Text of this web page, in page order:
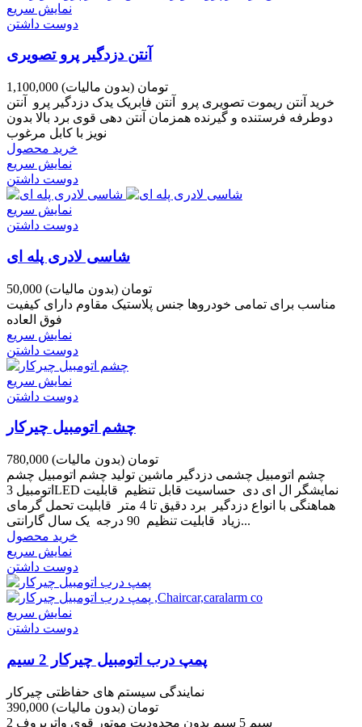
نمایش سریع
دوست داشتن
آنتن دزدگیر پرو تصویری
1,100,000 تومان (بدون مالیات)
خرید آنتن ریموت تصویری پرو آنتن فابریک یدک دزدگیر پرو آنتن
دوطرفه فرستنده و گیرنده همزمان آنتن دهی قوی برد بالا بدون
نویز با کابل مرغوب
خرید محصول
نمایش سریع
دوست داشتن
نمایش سریع
دوست داشتن
شاسی لادری پله ای
50,000 تومان (بدون مالیات)
مناسب برای تمامی خودروها جنس پلاستیک مقاوم دارای کیفیت
فوق العاده
نمایش سریع
دوست داشتن
نمایش سریع
دوست داشتن
چشم اتومبیل چیرکار
780,000 تومان (بدون مالیات)
چشم اتومبیل چشمی دزدگیر ماشین تولید چشم اتومبیل چشم
اتومبیل 3LED نمایشگر ال ای دی حساسیت قابل تنظیم قابلیت
هماهنگی با انواع دزدگیر برد دقیق تا 4 متر قابلیت تحمل گرمای
زیاد قابلیت تنظیم 90 درجه یک سال گارانتی...
خرید محصول
نمایش سریع
دوست داشتن
نمایش سریع
دوست داشتن
پمپ درب اتومبیل چیرکار 2 سیم
نمایندگی سیستم های حفاظتی چیرکار
390,000 تومان (بدون مالیات)
2 سیم 5 سیم بدون محدودیت موتور قوی واترپروف